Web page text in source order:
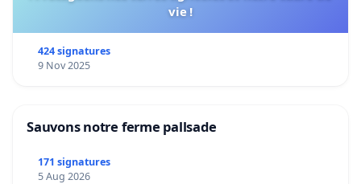
vie !
424 signatures
9 Nov 2025
Sauvons notre ferme pallsade
171 signatures
5 Aug 2026